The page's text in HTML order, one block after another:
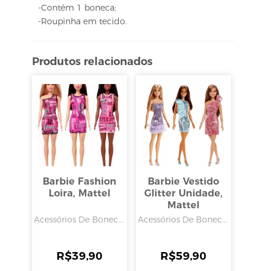
-Contém 1 boneca;
-Roupinha em tecido.
Produtos relacionados
Barbie Fashion
Loira, Mattel
Acessórios De Bonec...
R$39,90
Barbie Vestido
Glitter Unidade,
Mattel
Acessórios De Bonec...
R$59,90